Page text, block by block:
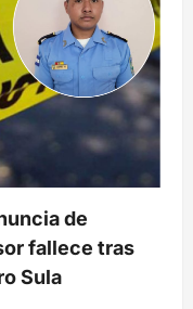
de
fallece tras
Sula